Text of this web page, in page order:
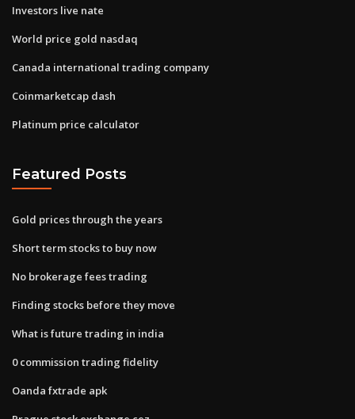
Investors live nate
World price gold nasdaq
Canada international trading company
Coinmarketcap dash
Platinum price calculator
Featured Posts
Gold prices through the years
Short term stocks to buy now
No brokerage fees trading
Finding stocks before they move
What is future trading in india
0 commission trading fidelity
Oanda fxtrade apk